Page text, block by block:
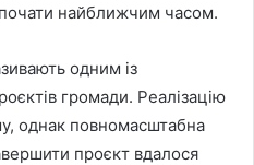
найближчим часом.
одним із
громади. Реалізацію
однак повномасштабна
проєкт вдалося